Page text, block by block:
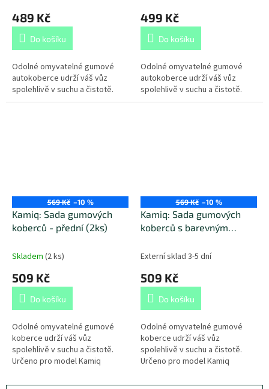
489 Kč
Do košíku
Odolné omyvatelné gumové
autokoberce udrží váš vůz
spolehlivě v suchu a čistotě.
499 Kč
Do košíku
Odolné omyvatelné gumové
autokoberce udrží váš vůz
spolehlivě v suchu a čistotě.
569 Kč –10 %
Kamiq: Sada gumových
koberců - přední (2ks)
Skladem (2 ks)
509 Kč
Do košíku
Odolné omyvatelné gumové
koberce udrží váš vůz
spolehlivě v suchu a čistotě.
Určeno pro model Kamiq
569 Kč –10 %
Kamiq: Sada gumových
koberců s barevným
Externí sklad 3-5 dní
509 Kč
Do košíku
Odolné omyvatelné gumové
koberce udrží váš vůz
spolehlivě v suchu a čistotě.
Určeno pro model Kamiq